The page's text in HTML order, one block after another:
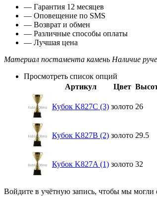
— Гарантия 12 месяцев
— Оповещение по SMS
— Возврат и обмен
— Различные способы оплаты
— Лучшая цена
Материал постамента камень Наличие
Просмотреть список опций
Артикул
Цвет
Кубок K827C (3) золото 26
Кубок K827B (2) золото 29.5
Кубок K827A (1) золото 32
Войдите в учётную запись, чтобы мы могли